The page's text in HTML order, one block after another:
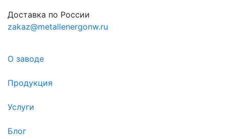
Доставка по России
zakaz@metallenergonw.ru
О заводе
Продукция
Услуги
Блог